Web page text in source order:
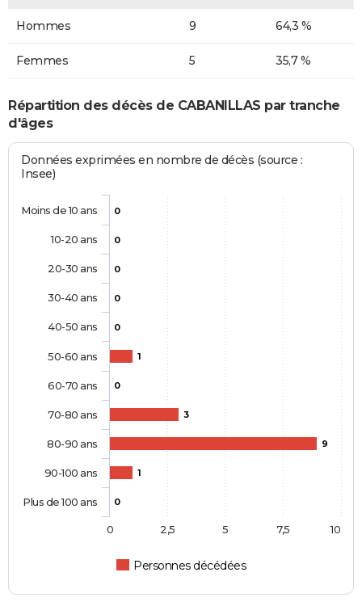
Hommes 9 64,3 %
Femmes 5 35,7 %
Répartition des décès de CABANILLAS par tranche
d'âges
Données exprimées en nombre de décès (source :
Insee)
0
0
0
0
0
1
0
3
9
1
0
Personnes décédées
Moins de 10 ans
10-20 ans
20-30 ans
30-40 ans
40-50 ans
50-60 ans
60-70 ans
70-80 ans
80-90 ans
90-100 ans
Plus de 100 ans
0 10
2,5 5 7,5